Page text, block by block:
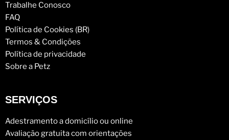
Trabalhe Conosco
FAQ
Política de Cookies (BR)
Termos & Condições
Política de privacidade
Sobre a Petz
SERVIÇOS
Adestramento a domicílio ou online
Avaliação gratuita com orientações